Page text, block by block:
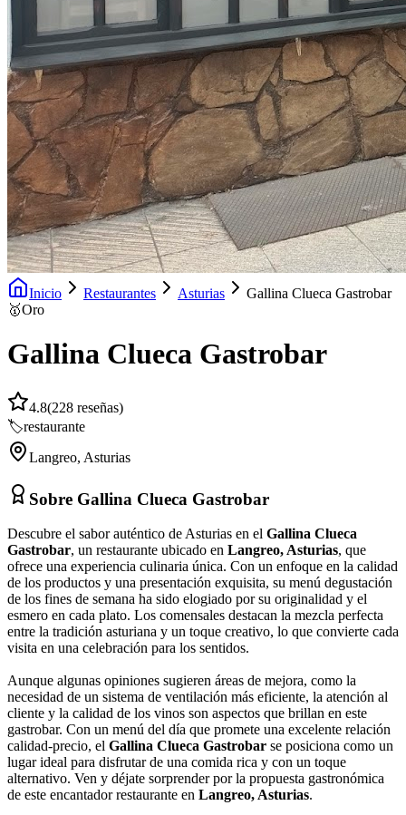
Inicio Restaurantes Asturias
Gallina Clueca Gastrobar
🥇Oro
Gallina Clueca Gastrobar
4.8(228 reseñas)
🏷️restaurante
Langreo, Asturias
Sobre Gallina Clueca Gastrobar
Descubre el sabor auténtico de Asturias en el Gallina Clueca
Gastrobar, un restaurante ubicado en Langreo, Asturias, que
ofrece una experiencia culinaria única. Con un enfoque en la calidad
de los productos y una presentación exquisita, su menú degustación
de los fines de semana ha sido elogiado por su originalidad y el
esmero en cada plato. Los comensales destacan la mezcla perfecta
entre la tradición asturiana y un toque creativo, lo que convierte cada
visita en una celebración para los sentidos.
Aunque algunas opiniones sugieren áreas de mejora, como la
necesidad de un sistema de ventilación más eficiente, la atención al
cliente y la calidad de los vinos son aspectos que brillan en este
gastrobar. Con un menú del día que promete una excelente relación
calidad-precio, el Gallina Clueca Gastrobar se posiciona como un
lugar ideal para disfrutar de una comida rica y con un toque
alternativo. Ven y déjate sorprender por la propuesta gastronómica
de este encantador restaurante en Langreo, Asturias.